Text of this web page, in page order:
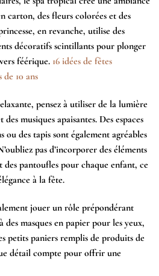
carton, des fleurs colorées et des
, en revanche, utilise des
décoratifs scintillants pour plonger
féérique. 16 idées de fêtes
10 ans
pensez à utiliser de la lumière
musiques apaisantes. Des espaces
ou des tapis sont également agréables
pas d’incorporer des éléments
des pantoufles pour chaque enfant, ce
à la fête.
jouer un rôle prépondérant
des masques en papier pour les yeux,
petits paniers remplis de produits de
détail compte pour offrir une